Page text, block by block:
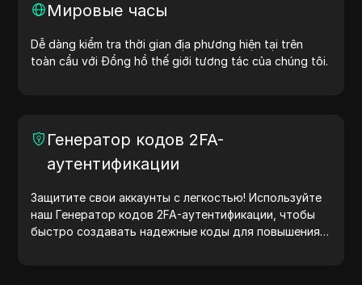
Мировые часы
Dễ dàng kiểm tra thời gian địa phương hiện tại trên
toàn cầu với Đồng hồ thế giới tương tác của chúng tôi.
Генератор кодов 2FA-
аутентификации
Защитите свои аккаунты с легкостью! Используйте
наш Генератор кодов 2FA-аутентификации, чтобы
быстро создавать надежные коды для повышения